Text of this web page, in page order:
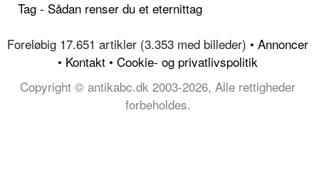
Tag - Sådan renser du et eternittag
Foreløbig 17.651 artikler (3.353 med billeder) • Annoncer
• Kontakt • Cookie- og privatlivspolitik
Copyright © antikabc.dk 2003-2026, Alle rettigheder
forbeholdes.